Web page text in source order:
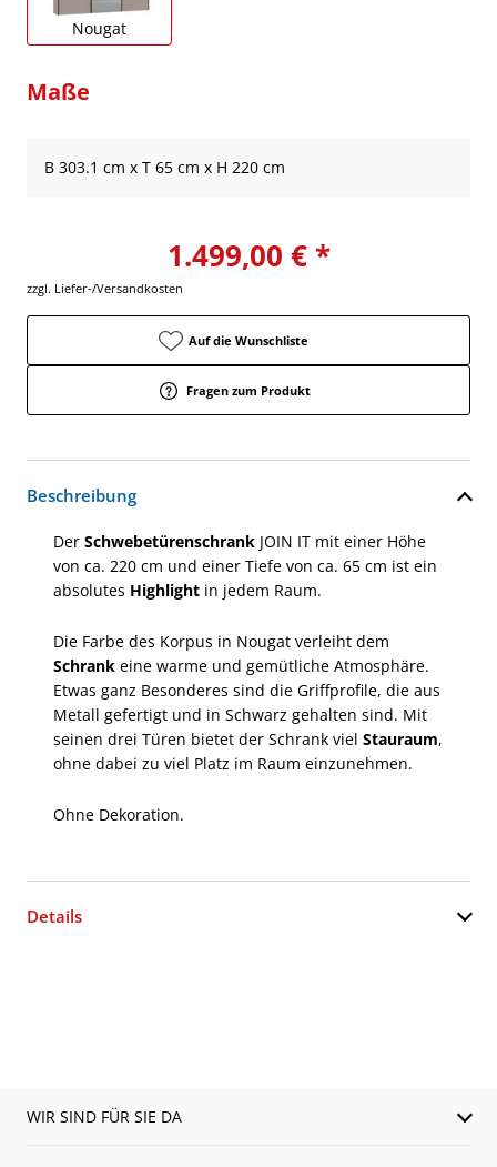
Nougat
Maße
B 303.1 cm x T 65 cm x H 220 cm
1.499,00 € *
zzgl. Liefer-/Versandkosten
Auf die Wunschliste
Fragen zum Produkt
Beschreibung
Der Schwebetürenschrank JOIN IT mit einer Höhe
von ca. 220 cm und einer Tiefe von ca. 65 cm ist ein
absolutes Highlight in jedem Raum.
Die Farbe des Korpus in Nougat verleiht dem
Schrank eine warme und gemütliche Atmosphäre.
Etwas ganz Besonderes sind die Griffprofile, die aus
Metall gefertigt und in Schwarz gehalten sind. Mit
seinen drei Türen bietet der Schrank viel Stauraum,
ohne dabei zu viel Platz im Raum einzunehmen.
Ohne Dekoration.
Details
WIR SIND FÜR SIE DA